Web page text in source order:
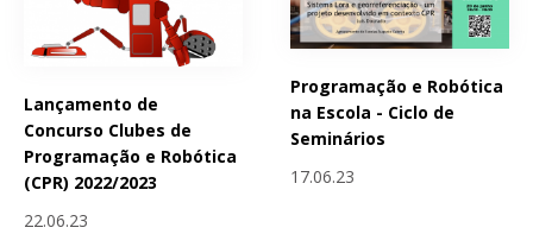
Lançamento de
Concurso Clubes de
Programação e Robótica
(CPR) 2022/2023
22.06.23
Programação e Robótica
na Escola - Ciclo de
Seminários
17.06.23